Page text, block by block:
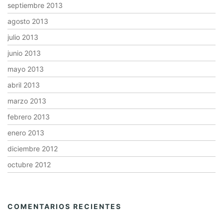
septiembre 2013
agosto 2013
julio 2013
junio 2013
mayo 2013
abril 2013
marzo 2013
febrero 2013
enero 2013
diciembre 2012
octubre 2012
COMENTARIOS RECIENTES